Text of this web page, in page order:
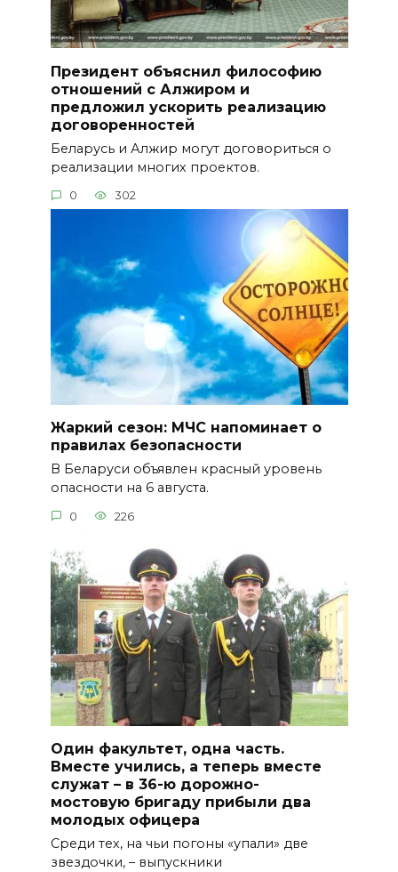
Президент объяснил философию
отношений с Алжиром и
предложил ускорить реализацию
договоренностей
Беларусь и Алжир могут договориться о
реализации многих проектов.
0 302
Жаркий сезон: МЧС напоминает о
правилах безопасности
В Беларуси объявлен красный уровень
опасности на 6 августа.
0 226
Один факультет, одна часть.
Вместе учились, а теперь вместе
служат – в 36-ю дорожно-
мостовую бригаду прибыли два
молодых офицера
Среди тех, на чьи погоны «упали» две
звездочки, – выпускники